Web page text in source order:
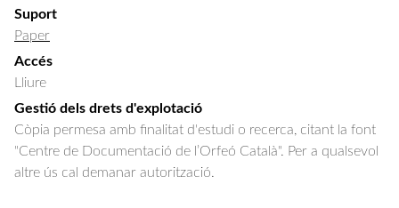
Suport
Paper
Accés
Lliure
Gestió dels drets d'explotació
Còpia permesa amb finalitat d'estudi o recerca, citant la font
"Centre de Documentació de l’Orfeó Català". Per a qualsevol
altre ús cal demanar autorització.